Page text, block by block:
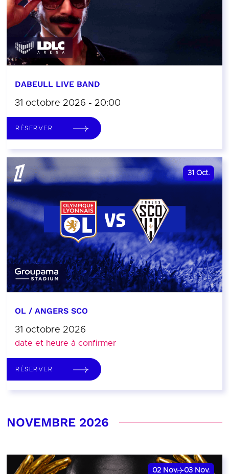
DABEULL LIVE BAND
31 octobre 2026 - 20:00
RÉSERVER
31 Oct.
OL / ANGERS SCO
31 octobre 2026
date et heure à confirmer
RÉSERVER
NOVEMBRE 2026
02 Nov. 03 Nov.